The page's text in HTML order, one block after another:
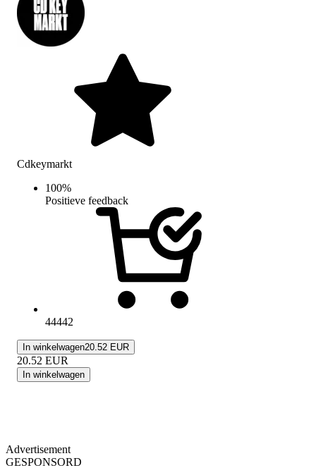
Cdkeymarkt
100%
Positieve feedback
44442
In winkelwagen20.52 EUR
20.52 EUR
In winkelwagen
Advertisement
GESPONSORD